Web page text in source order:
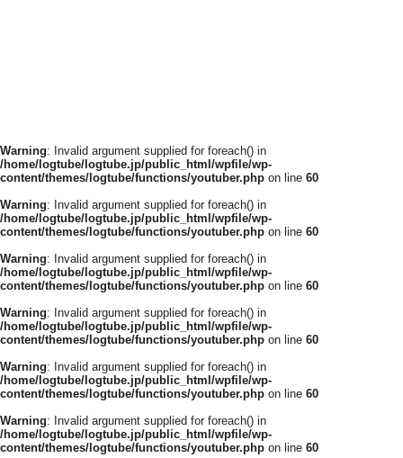
Warning: Invalid argument supplied for foreach() in
/home/logtube/logtube.jp/public_html/wpfile/wp-
content/themes/logtube/functions/youtuber.php on line 60
Warning: Invalid argument supplied for foreach() in
/home/logtube/logtube.jp/public_html/wpfile/wp-
content/themes/logtube/functions/youtuber.php on line 60
Warning: Invalid argument supplied for foreach() in
/home/logtube/logtube.jp/public_html/wpfile/wp-
content/themes/logtube/functions/youtuber.php on line 60
Warning: Invalid argument supplied for foreach() in
/home/logtube/logtube.jp/public_html/wpfile/wp-
content/themes/logtube/functions/youtuber.php on line 60
Warning: Invalid argument supplied for foreach() in
/home/logtube/logtube.jp/public_html/wpfile/wp-
content/themes/logtube/functions/youtuber.php on line 60
Warning: Invalid argument supplied for foreach() in
/home/logtube/logtube.jp/public_html/wpfile/wp-
content/themes/logtube/functions/youtuber.php on line 60